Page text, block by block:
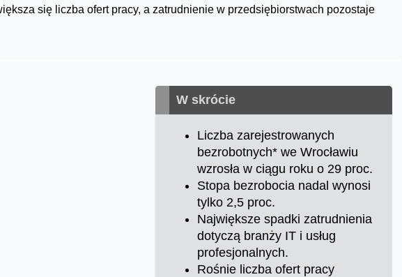
się liczba ofert pracy, a zatrudnienie w przedsiębiorstwach pozostaje
W skrócie
Liczba zarejestrowanych
bezrobotnych* we Wrocławiu
wzrosła w ciągu roku o 29 proc.
Stopa bezrobocia nadal wynosi
tylko 2,5 proc.
Największe spadki zatrudnienia
dotyczą branży IT i usług
profesjonalnych.
Rośnie liczba ofert pracy